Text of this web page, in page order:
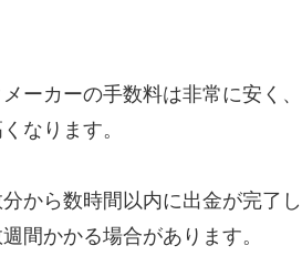
ーカーの手数料は非常に安く、
なります。
から数時間以内に出金が完了し
間かかる場合があります。